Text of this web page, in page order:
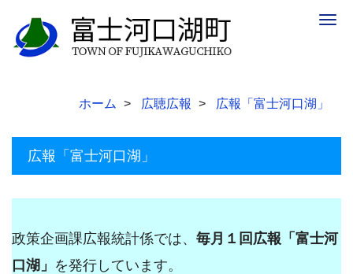
ホーム 広聴広報 広報「富士河口湖」
広報「富士河口湖」
政策企画課広報統計係では、 毎月１回広報「富士河
口湖」 を発行しています。